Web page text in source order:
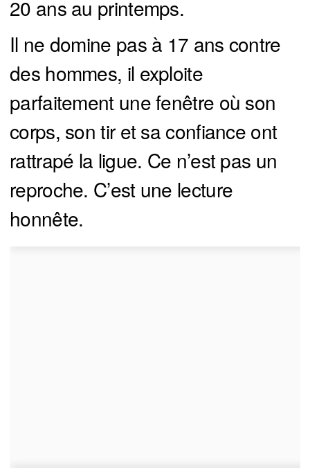
20 ans au printemps.
Il ne domine pas à 17 ans contre
des hommes, il exploite
parfaitement une fenêtre où son
corps, son tir et sa confiance ont
rattrapé la ligue. Ce n’est pas un
reproche. C’est une lecture
honnête.